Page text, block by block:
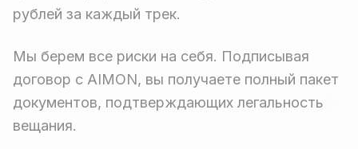
рублей за каждый трек.
Мы берем все риски на себя. Подписывая
договор с AIMON, вы получаете полный пакет
документов, подтверждающих легальность
вещания.